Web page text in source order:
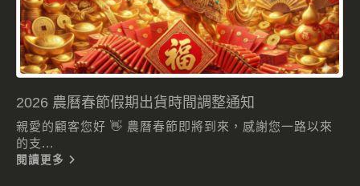
2026 農曆春節假期出貨時間調整通知
親愛的顧客您好 👋 農曆春節即將到來，感謝您一路以來
的支...
閱讀更多